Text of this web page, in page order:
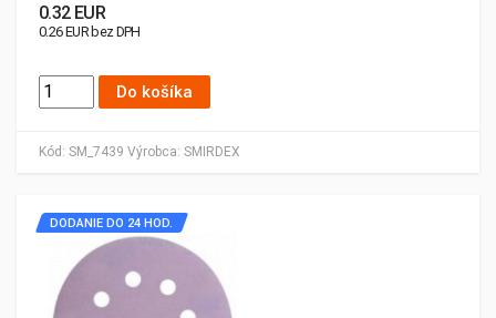
Kód: SM_7439 Výrobca: SMIRDEX
0.32 EUR
0.26 EUR bez DPH
Do košíka
DODANIE DO 24 HOD.